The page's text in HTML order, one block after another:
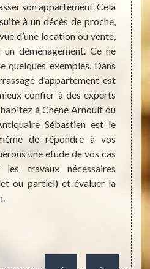
son appartement. Cela
à un décès de proche,
d’une location ou vente,
déménagement. Ce ne
quelques exemples. Dans
d’appartement est
confier à des experts
à Chene Arnoult ou
Sébastien est le
de répondre à vos
une étude de vos cas
travaux nécessaires
ou partiel) et évaluer la
mise